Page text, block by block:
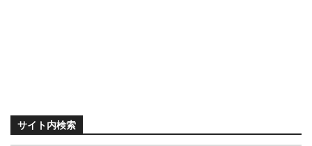
サイト内検索